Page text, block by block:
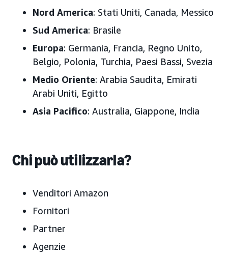
Nord America: Stati Uniti, Canada, Messico
Sud America: Brasile
Europa: Germania, Francia, Regno Unito,
Belgio, Polonia, Turchia, Paesi Bassi, Svezia
Medio Oriente: Arabia Saudita, Emirati
Arabi Uniti, Egitto
Asia Pacifico: Australia, Giappone, India
Chi può utilizzarla?
Venditori Amazon
Fornitori
Partner
Agenzie